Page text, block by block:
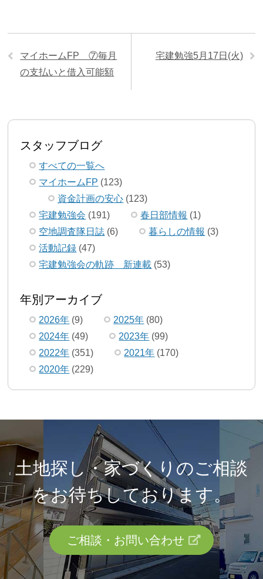
マイホームFP ⑦毎月
の支払いと借入可能額
宅建勉強5月17日(火)
スタッフブログ
すべての一覧へ
マイホームFP (123)
資金計画の安心 (123)
宅建勉強会 (191) 春日部情報 (1)
空地調査隊日誌 (6) 暮らしの情報 (3)
活動記録 (47)
宅建勉強会の軌跡 新連載 (53)
年別アーカイブ
2026年 (9) 2025年 (80)
2024年 (49) 2023年 (99)
2022年 (351) 2021年 (170)
2020年 (229)
土地探し・家づくりのご相談
をお待ちしております。
ご相談・お問い合わせ